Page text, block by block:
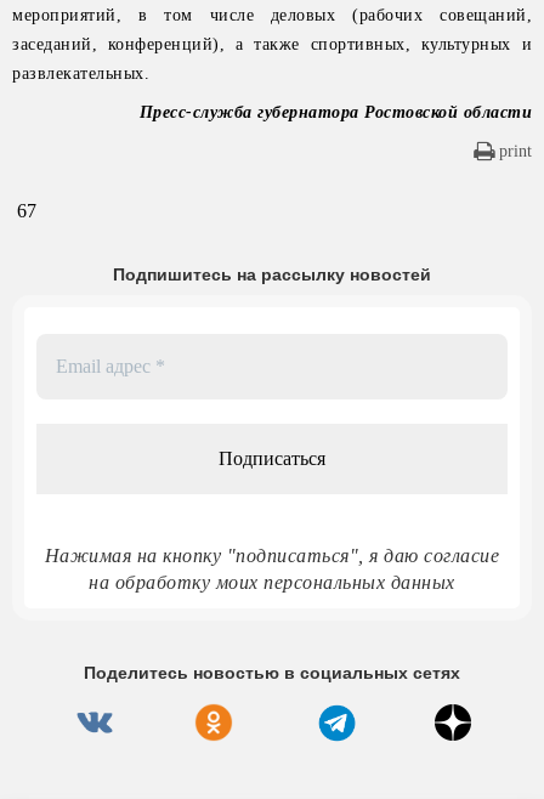
мероприятий, в том числе деловых (рабочих совещаний,
заседаний, конференций), а также спортивных, культурных и
развлекательных.
Пресс-служба губернатора Ростовской области
print
67
Подпишитесь на рассылку новостей
Нажимая на кнопку "подписаться", я даю согласие
на обработку моих персональных данных
Поделитесь новостью в социальных сетях